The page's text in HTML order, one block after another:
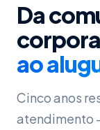
Da
ao
Cinco anos
atendimento